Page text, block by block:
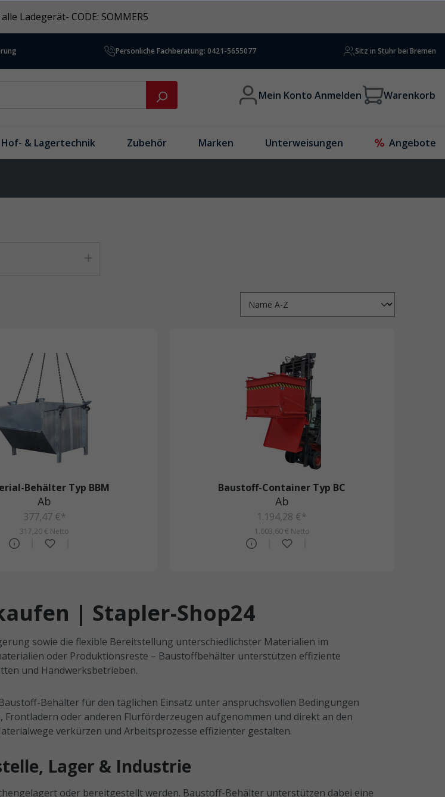
Ladegerät- CODE: SOMMER5
Persönliche Fachberatung: 0421-5655077 Sitz in Stuhr bei Bremen
Mein Konto Anmelden Warenkorb
Hof- & Lagertechnik Zubehör Marken Unterweisungen Angebote
Behälter Typ BBM
Ab
377,47 €*
317,20 € Netto
Baustoff-Container Typ BC
Ab
1.194,28 €*
1.003,60 € Netto
| Stapler-Shop24
sowie die flexible Bereitstellung unterschiedlichster Materialien im
oder Produktionsreste – Baustoffbehälter unterstützen effiziente
und Handwerksbetrieben.
Behälter für den täglichen Einsatz unter anspruchsvollen Bedingungen
oder anderen Flurförderzeugen aufgenommen und direkt an den
verkürzen und Arbeitsprozesse effizienter gestalten.
Lager & Industrie
oder bereitgestellt werden. Baustoff-Behälter unterstützen dabei eine